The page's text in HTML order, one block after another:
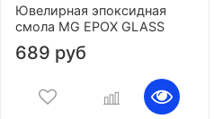
Ювелирная эпоксидная
смола MG EPOX GLASS
689 руб